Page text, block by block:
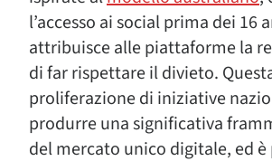
l’accesso ai social prima dei 16
attribuisce alle piattaforme la
di far rispettare il divieto.
proliferazione di iniziative
produrre una significativa
del mercato unico digitale, ed